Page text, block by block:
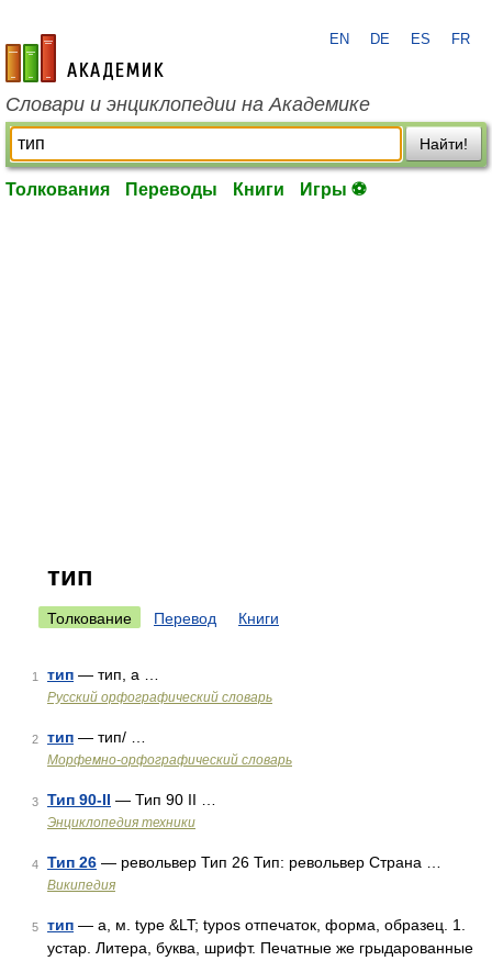
academic.ru
EN DE ES FR
Словари и энциклопедии на Академике
Найти!
Толкования Переводы Книги Игры ⚽
тип
Толкование Перевод Книги
1 тип — тип, а …
Русский орфографический словарь
2 тип — тип/ …
Морфемно-орфографический словарь
3 Тип 90-II — Тип 90 II …
Энциклопедия техники
4 Тип 26 — револьвер Тип 26 Тип: револьвер Страна …
Википедия
5 тип — а, м. type &LT; typos отпечаток, форма, образец. 1.
устар. Литера, буква, шрифт. Печатные же грыдарованные